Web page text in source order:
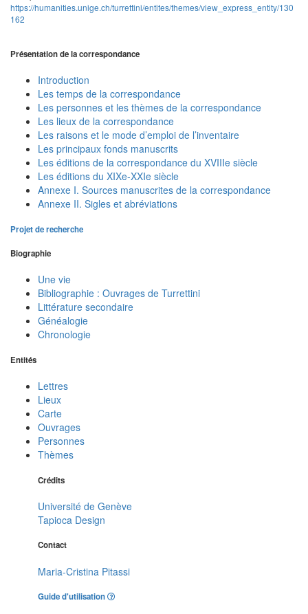
https://humanities.unige.ch/turrettini/entites/themes/view_express_entity/130
162
Présentation de la correspondance
Introduction
Les temps de la correspondance
Les personnes et les thèmes de la correspondance
Les lieux de la correspondance
Les raisons et le mode d’emploi de l’inventaire
Les principaux fonds manuscrits
Les éditions de la correspondance du XVIIIe siècle
Les éditions du XIXe-XXIe siècle
Annexe I. Sources manuscrites de la correspondance
Annexe II. Sigles et abréviations
Projet de recherche
Biographie
Une vie
Bibliographie : Ouvrages de Turrettini
Littérature secondaire
Généalogie
Chronologie
Entités
Lettres
Lieux
Carte
Ouvrages
Personnes
Thèmes
Crédits
Université de Genève
Tapioca Design
Contact
Maria-Cristina Pitassi
Guide d'utilisation